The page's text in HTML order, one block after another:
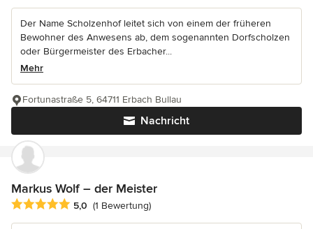
Der Name Scholzenhof leitet sich von einem der früheren
Bewohner des Anwesens ab, dem sogenannten Dorfscholzen
oder Bürgermeister des Erbacher...
Mehr
Nachricht
Fortunastraße 5, 64711 Erbach Bullau
Markus Wolf – der Meister
Durchschnittliche Bewertung: 5 von 5 Sternen
5,0 (1 Bewertung)